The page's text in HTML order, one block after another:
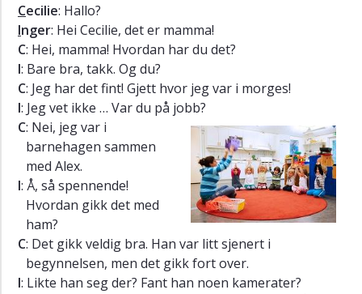
skolen
Grammar
Pronunciation
Listening
excercises
Exercises
Vocabulary
Extras
Cecilie: Hallo?
Inger: Hei Cecilie, det er mamma!
C: Hei, mamma! Hvordan har du det?
I: Bare bra, takk. Og du?
C: Jeg har det fint! Gjett hvor jeg var i morges!
I: Jeg vet ikke … Var du på jobb?
C: Nei, jeg var i
barnehagen sammen
med Alex.
I: Å, så spennende!
Hvordan gikk det med
ham?
C: Det gikk veldig bra. Han var litt sjenert i
begynnelsen, men det gikk fort over.
I: Likte han seg der? Fant han noen kamerater?